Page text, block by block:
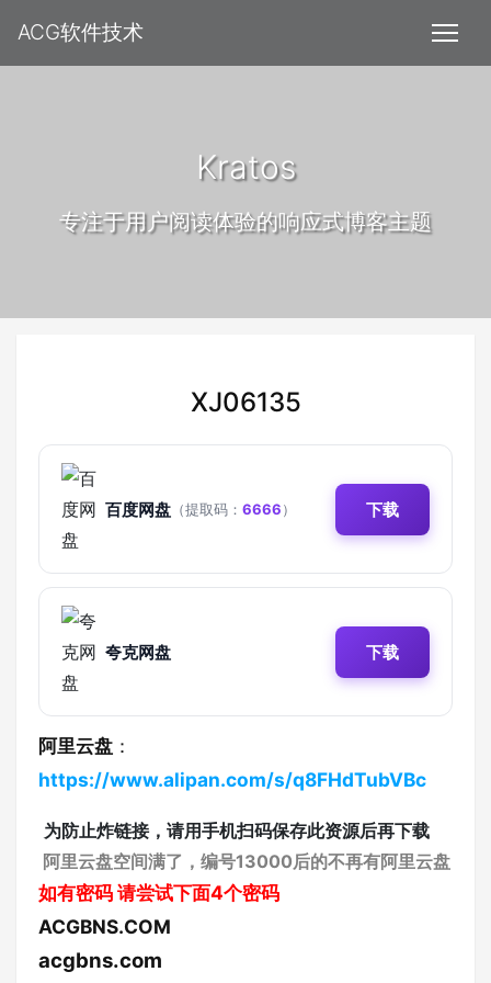
ACG软件技术
Kratos
专注于用户阅读体验的响应式博客主题
XJ06135
百度网盘 （提取码： 6666） 下载
夸克网盘 下载
阿里云盘 ：
https://www.alipan.com/s/q8FHdTubVBc
为防止炸链接，请用手机扫码保存此资源后再下载
阿里云盘空间满了，编号13000后的不再有阿里云盘
如有密码请尝试下面4个密码
ACGBNS.COM
acgbns.com